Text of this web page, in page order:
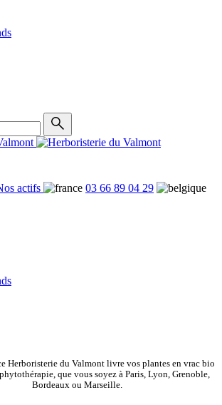
actifs
03 66 89 04 29
Herboristerie du Valmont livre vos plantes en vrac bio
que vous soyez à Paris, Lyon, Grenoble,
Bordeaux ou Marseille.